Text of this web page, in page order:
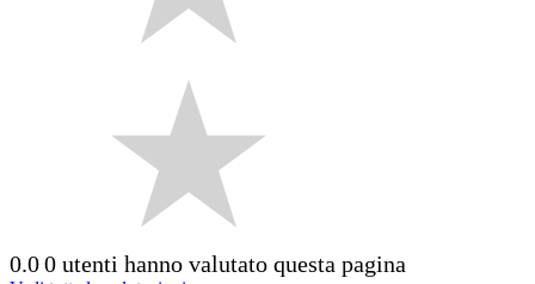
0.00 utenti hanno valutato questa pagina